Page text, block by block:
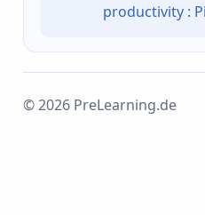
productivity :
© 2026 PreLearning.de